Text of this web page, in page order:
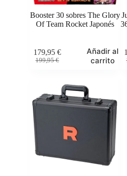
Booster 30 sobres The Glory
Of Team Rocket Japonés
199,95€
El
199,95 €.
179,95 €
El
179,95 €.
Añadir al
carrito